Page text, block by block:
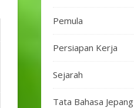
Pemula
Persiapan Kerja
Sejarah
Tata Bahasa Jepang